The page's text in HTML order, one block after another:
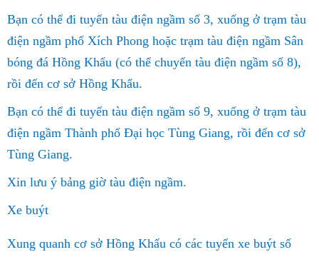
Bạn có thể đi tuyến tàu điện ngầm số 3, xuống ở trạm tàu
điện ngầm phố Xích Phong hoặc trạm tàu điện ngầm Sân
bóng đá Hồng Khẩu (có thể chuyển tàu điện ngầm số 8),
rồi đến cơ sở Hồng Khẩu.
Bạn có thể đi tuyến tàu điện ngầm số 9, xuống ở trạm tàu
điện ngầm Thành phố Đại học Tùng Giang, rồi đến cơ sở
Tùng Giang.
Xin lưu ý bảng giờ tàu điện ngầm.
Xe buýt
Xung quanh cơ sở Hồng Khẩu có các tuyến xe buýt số